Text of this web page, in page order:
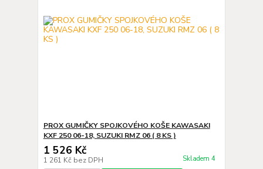
PROX GUMIČKY SPOJKOVÉHO KOŠE KAWASAKI
KXF 250 06-18, SUZUKI RMZ 06 ( 8 KS )
1 526 Kč
1 261 Kč bez DPH Skladem 4